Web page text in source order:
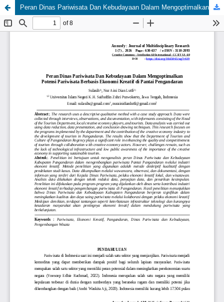
Peran Dinas Pariwisata Dan Kebudayaan Dalam Mengoptimalkan Potensi Pariwisata Berbasis Ekonomi Kreatif di Pantai Pengandaran